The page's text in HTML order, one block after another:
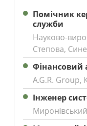
Помічник
служби
Науково-
Степова,
Фінансовий
A.G.R. Group,
Інженер